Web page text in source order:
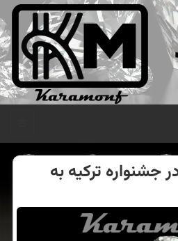
جشنواره تركیه به